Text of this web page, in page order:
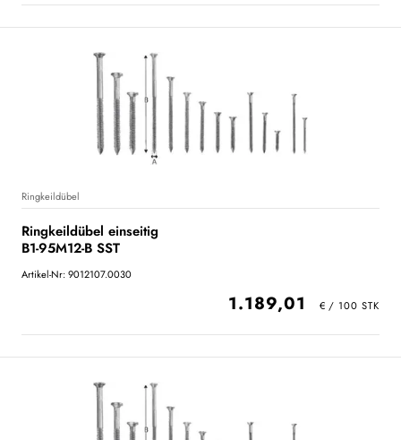
Ringkeildübel
Ringkeildübel einseitig
B1-95M12-B SST
Artikel-Nr: 9012107.0030
1.189,01